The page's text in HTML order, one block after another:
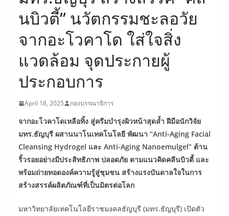
นบิวตี้” นวัตกรรมชะลอวัย
จากอะโวคาโด ใส่ใจสิ่ง
แวดล้อม จุดประกายผู้
ประกอบการ
April 18, 2025 กองบรรณาธิการ
จากอะโวคาโดเหลือทิ้ง สู่ครีมบำรุงผิวหน้าสุดล้ำ ฝีมือนักวิจัย
มทร.ธัญบุรี ผสานนาโนเทคโนโลยี พัฒนา “Anti-Aging Facial
Cleansing Hydrogel และ Anti-Aging Nanoemulgel” ต้าน
ริ้วรอยอย่างมีประสิทธิภาพ ปลอดภัย ตามแนวคิดคลีนบิวตี้ และ
พร้อมถ่ายทอดองค์ความรู้สู่ชุมชน สร้างแรงบันดาลใจในการ
สร้างสรรค์ผลิตภัณฑ์ที่เป็นมิตรต่อโลก
มหาวิทยาลัยเทคโนโลยีราชมงคลธัญบุรี (มทร.ธัญบุรี) เปิดตัว